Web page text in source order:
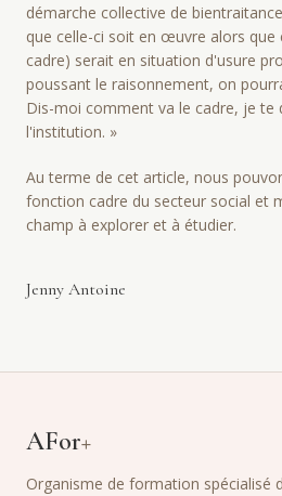
démarche collective de
que celle-ci soit en œuvre alors que
cadre) serait en situation d'usure
poussant le raisonnement, on
Dis-moi comment va le cadre, je te
l'institution. »
Au terme de cet article, nous
fonction cadre du secteur social et
champ à explorer et à étudier.
Jenny Antoine
AFor+
Organisme de formation spécialisé